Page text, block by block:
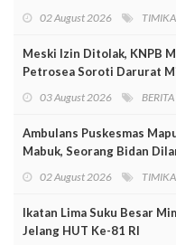
02 August 2026 TIMIKA
Meski Izin Ditolak, KNPB
Petrosea Soroti Darurat
03 August 2026
Ambulans Puskesmas
Mabuk, Seorang Bidan
02 August 2026 TIMIKA
Ikatan Lima Suku Besar
Jelang HUT Ke-81 RI